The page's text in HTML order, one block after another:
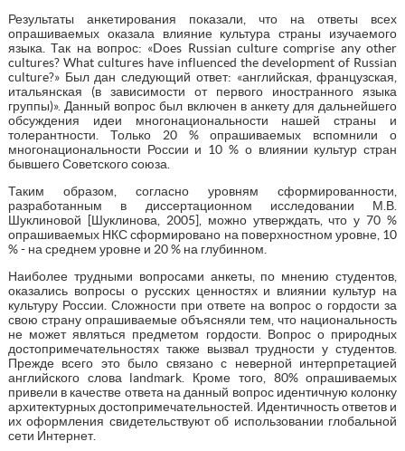
Результаты анкетирования показали, что на ответы всех
опрашиваемых оказала влияние культура страны изучаемого
языка. Так на вопрос: «Does Russian culture comprise any other
cultures? What cultures have influenced the development of Russian
culture?» Был дан следующий ответ: «английская, французская,
итальянская (в зависимости от первого иностранного языка
группы)». Данный вопрос был включен в анкету для дальнейшего
обсуждения идеи многонациональности нашей страны и
толерантности. Только 20 % опрашиваемых вспомнили о
многонациональности России и 10 % о влиянии культур стран
бывшего Советского союза.
Таким образом, согласно уровням сформированности,
разработанным в диссертационном исследовании М.В.
Шуклиновой [Шуклинова, 2005], можно утверждать, что у 70 %
опрашиваемых НКС сформировано на поверхностном уровне, 10
% - на среднем уровне и 20 % на глубинном.
Наиболее трудными вопросами анкеты, по мнению студентов,
оказались вопросы о русских ценностях и влиянии культур на
культуру России. Сложности при ответе на вопрос о гордости за
свою страну опрашиваемые объясняли тем, что национальность
не может являться предметом гордости. Вопрос о природных
достопримечательностях также вызвал трудности у студентов.
Прежде всего это было связано с неверной интерпретацией
английского слова landmark. Кроме того, 80% опрашиваемых
привели в качестве ответа на данный вопрос идентичную колонку
архитектурных достопримечательностей. Идентичность ответов и
их оформления свидетельствуют об использовании глобальной
сети Интернет.